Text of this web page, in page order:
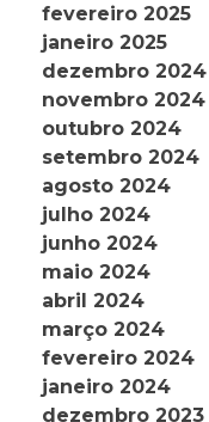
fevereiro 2025
janeiro 2025
dezembro 2024
novembro 2024
outubro 2024
setembro 2024
agosto 2024
julho 2024
junho 2024
maio 2024
abril 2024
março 2024
fevereiro 2024
janeiro 2024
dezembro 2023